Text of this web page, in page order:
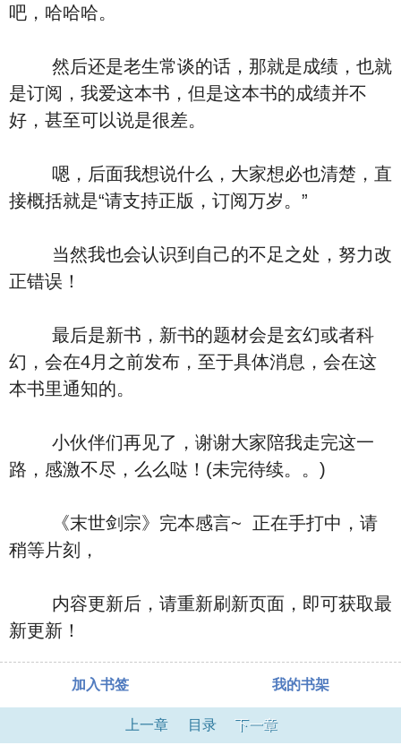
吧，哈哈哈。
然后还是老生常谈的话，那就是成绩，也就
是订阅，我爱这本书，但是这本书的成绩并不
好，甚至可以说是很差。
嗯，后面我想说什么，大家想必也清楚，直
接概括就是“请支持正版，订阅万岁。”
当然我也会认识到自己的不足之处，努力改
正错误！
最后是新书，新书的题材会是玄幻或者科
幻，会在4月之前发布，至于具体消息，会在这
本书里通知的。
小伙伴们再见了，谢谢大家陪我走完这一
路，感激不尽，么么哒！(未完待续。。)
《末世剑宗》完本感言~ 正在手打中，请
稍等片刻，
内容更新后，请重新刷新页面，即可获取最
新更新！
加入书签 我的书架
上一章 目录 下一章